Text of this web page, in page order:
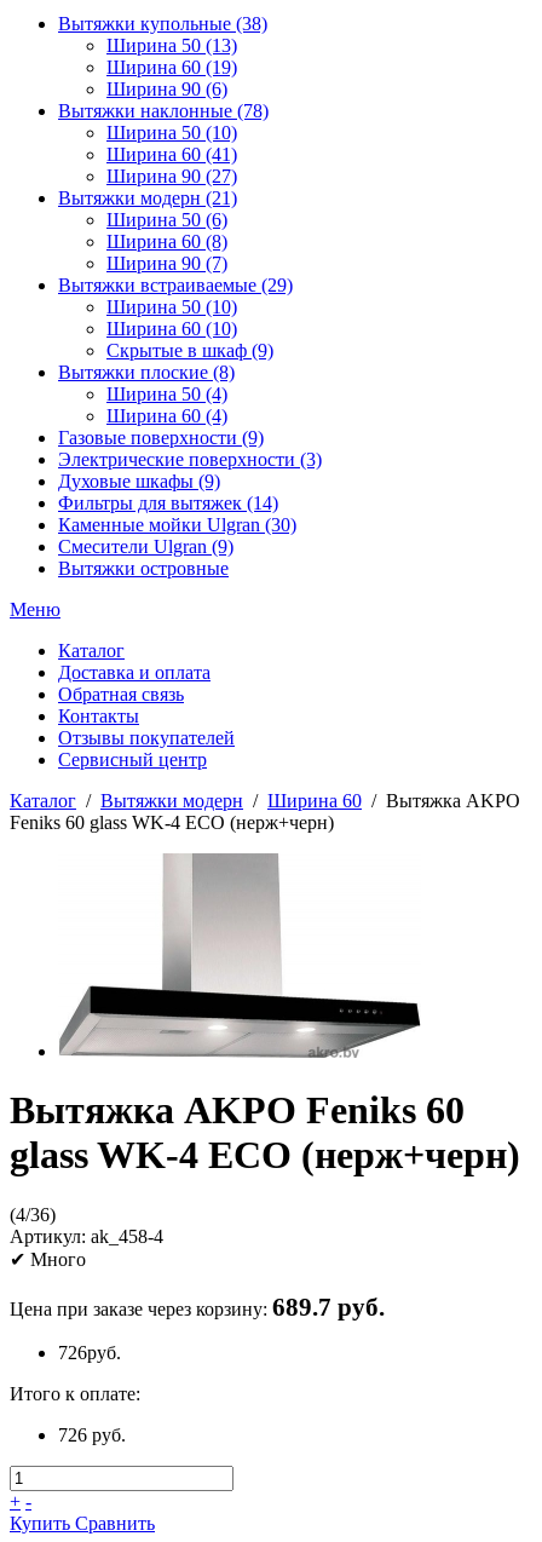
Вытяжки купольные (38)
Ширина 50 (13)
Ширина 60 (19)
Ширина 90 (6)
Вытяжки наклонные (78)
Ширина 50 (10)
Ширина 60 (41)
Ширина 90 (27)
Вытяжки модерн (21)
Ширина 50 (6)
Ширина 60 (8)
Ширина 90 (7)
Вытяжки встраиваемые (29)
Ширина 50 (10)
Ширина 60 (10)
Скрытые в шкаф (9)
Вытяжки плоские (8)
Ширина 50 (4)
Ширина 60 (4)
Газовые поверхности (9)
Электрические поверхности (3)
Духовые шкафы (9)
Фильтры для вытяжек (14)
Каменные мойки Ulgran (30)
Смесители Ulgran (9)
Вытяжки островные
Меню
Каталог
Доставка и оплата
Обратная связь
Контакты
Отзывы покупателей
Сервисный центр
Каталог / Вытяжки модерн / Ширина 60 / Вытяжка AKPO
Feniks 60 glass WK-4 ECO (нерж+черн)
Вытяжка AKPO Feniks 60
glass WK-4 ECO (нерж+черн)
(4/36)
Артикул: ak_458-4
✔ Много
Цена при заказе через корзину: 689.7 руб.
726руб.
Итого к оплате:
726 руб.
+ -
Купить Сравнить